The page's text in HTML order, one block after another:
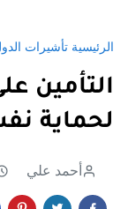
الرئيسية تأشيرات
التأمين
لحماية
أحمد علي